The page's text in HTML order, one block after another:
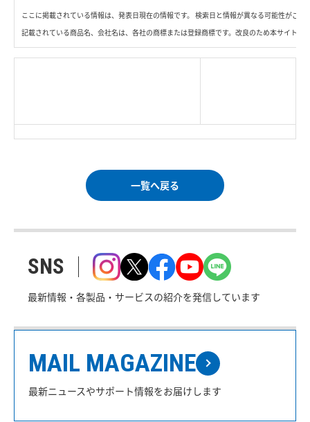
ここに掲載されている情報は、発表日現在の情報です。 検索日と情報が異なる可能性がご
記載されている商品名、会社名は、各社の商標または登録商標です。改良のため本サイト内
一覧へ戻る
SNS
最新情報・各製品・サービスの紹介を発信しています
MAIL MAGAZINE
最新ニュースやサポート情報をお届けします